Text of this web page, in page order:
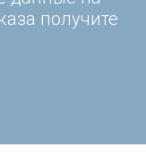
получите